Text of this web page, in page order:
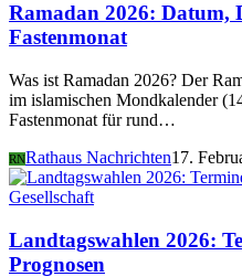
Ramadan 2026: Datum,
Fastenmonat
Was ist Ramadan 2026? Der
im islamischen Mondkalender
Fastenmonat für rund…
RNRathaus Nachrichten17.
Gesellschaft
Landtagswahlen 2026:
Prognosen